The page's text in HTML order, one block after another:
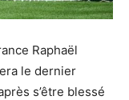
Raphaël
le dernier
s’être blessé